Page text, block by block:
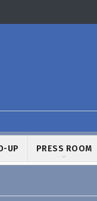
UP PRESS ROOM